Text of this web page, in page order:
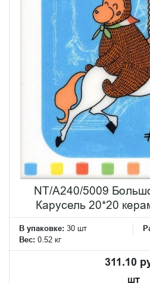
NT/A240/5009
Карусель 20*20
В упаковке: 30 шт
Вес: 0.52 кг
311.10
шт